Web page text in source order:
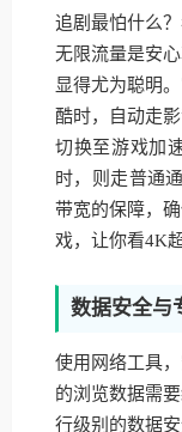
追剧最怕什么
无限流量是安
显得尤为聪明
酷时，自动走
切换至游戏加
时，则走普通
带宽的保障，
戏，让你看4K
数据安全与
使用网络工具
的浏览数据需
行级别的数据